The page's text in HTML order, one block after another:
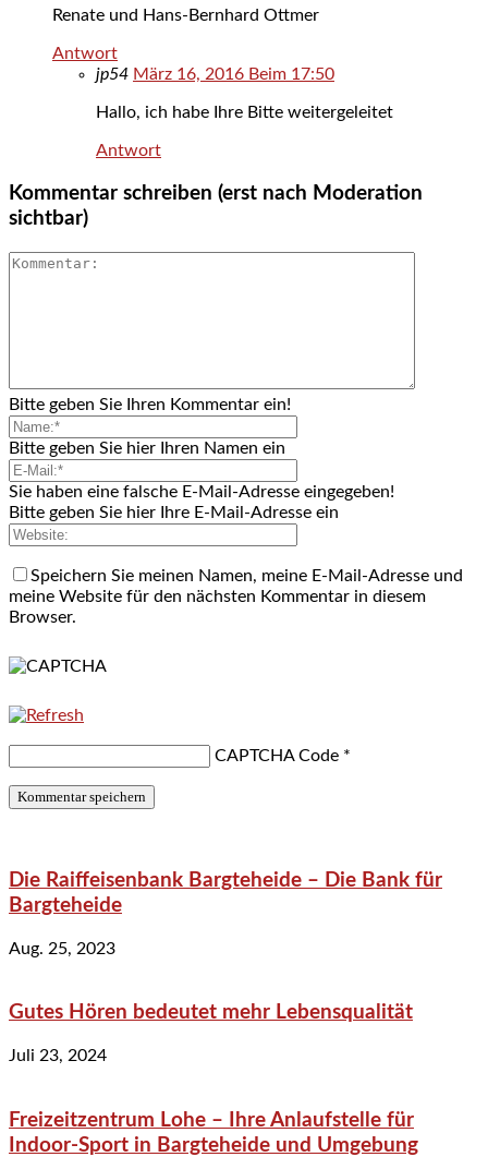
Renate und Hans-Bernhard Ottmer
Antwort
jp54 März 16, 2016 Beim 17:50
Hallo, ich habe Ihre Bitte weitergeleitet
Antwort
Kommentar schreiben (erst nach Moderation
sichtbar)
Bitte geben Sie Ihren Kommentar ein!
Bitte geben Sie hier Ihren Namen ein
Sie haben eine falsche E-Mail-Adresse eingegeben!
Bitte geben Sie hier Ihre E-Mail-Adresse ein
Speichern Sie meinen Namen, meine E-Mail-Adresse und
meine Website für den nächsten Kommentar in diesem
Browser.
CAPTCHA Code *
Die Raiffeisenbank Bargteheide – Die Bank für
Bargteheide
Aug. 25, 2023
Gutes Hören bedeutet mehr Lebensqualität
Juli 23, 2024
Freizeitzentrum Lohe – Ihre Anlaufstelle für
Indoor-Sport in Bargteheide und Umgebung